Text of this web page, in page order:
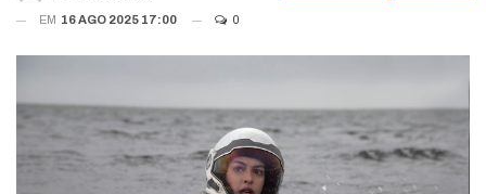
EM 16 AGO 2025 17:00 0